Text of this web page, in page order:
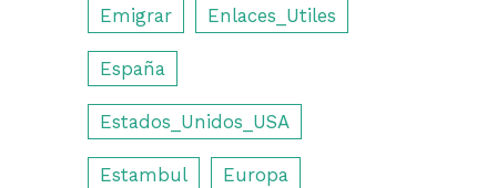
Emigrar Enlaces_Utiles
España
Estados_Unidos_USA
Estambul Europa